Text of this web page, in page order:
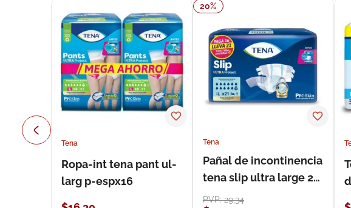
Tena
Ropa-int tena pant ul-
larg p-espx16
20%
Tena
Pañal de incontinencia
tena slip ultra large 21
unidades
PVP:29,34